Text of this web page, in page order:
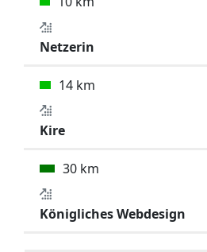
Netzerin
14 km
Kire
30 km
Königliches Webdesign